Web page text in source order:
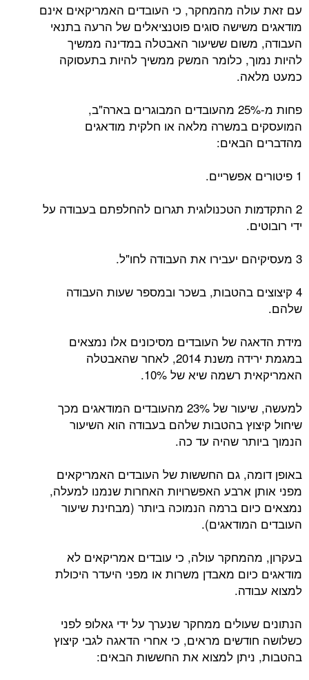
עם זאת עולה מהמחקר, כי העובדים האמריקאים אינם
מודאגים משישה סוגים פוטנציאלים של הרעה בתנאי
העבודה, משום ששיעור האבטלה במדינה ממשיך
להיות נמוך, כלומר המשק ממשיך להיות בתעסוקה
כמעט מלאה.
פחות מ-25% מהעובדים המבוגרים בארה"ב,
המועסקים במשרה מלאה או חלקית מודאגים
מהדברים הבאים:
1 פיטורים אפשריים.
2 התקדמות הטכנולוגית תגרום להחלפתם בעבודה על
ידי רובוטים.
3 מעסיקיהם יעבירו את העבודה לחו"ל.
4 קיצוצים בהטבות, בשכר ובמספר שעות העבודה
שלהם.
מידת הדאגה של העובדים מסיכונים אלו נמצאים
במגמת ירידה משנת 2014, לאחר שהאבטלה
האמריקאית רשמה שיא של 10%.
למעשה, שיעור של 23% מהעובדים המודאגים מכך
שיחול קיצוץ בהטבות שלהם בעבודה הוא השיעור
הנמוך ביותר שהיה עד כה.
באופן דומה, גם החששות של העובדים האמריקאים
מפני אותן ארבע האפשרויות האחרות שנמנו למעלה,
נמצאים כיום ברמה הנמוכה ביותר (מבחינת שיעור
העובדים המודאגים).
בעקרון, מהמחקר עולה, כי עובדים אמריקאים לא
מודאגים כיום מאבדן משרות או מפני היעדר היכולת
למצוא עבודה.
הנתונים שעולים ממחקר שנערך על ידי גאלופ לפני
כשלושה חודשים מראים, כי אחרי הדאגה לגבי קיצוץ
בהטבות, ניתן למצוא את החששות הבאים: